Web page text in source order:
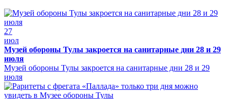
27
июл
Музей обороны Тулы закроется на санитарные дни 28 и 29
июля
Музей обороны Тулы закроется на санитарные дни 28 и 29
июля